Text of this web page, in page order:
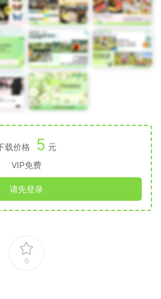
载价格 5 元
VIP免费
请先登录
0